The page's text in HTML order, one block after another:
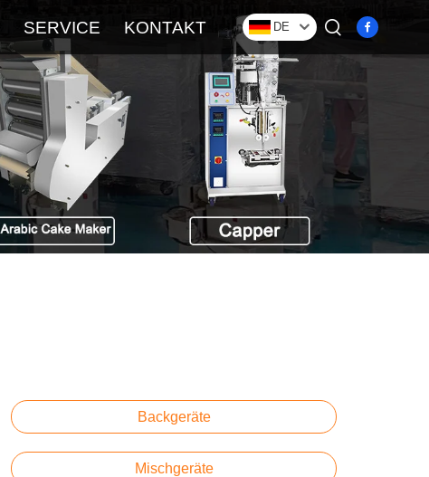
SERVICE KONTAKT DE
Backgeräte
Mischgeräte